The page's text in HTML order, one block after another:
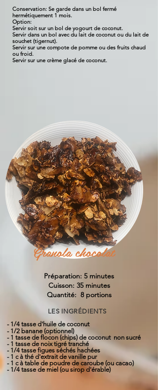
Conservation: Se garde dans un bol fermé
hermétiquement 1 mois.
Option:
Servir soit sur un bol de yogourt de coconut.
Servir dans un bol avec du lait de coconut ou du lait de
souchet (tigernut).
Servir sur une compote de pomme ou des fruits chaud
ou froid.
Servir sur une crème glacé de coconut.
Granola chocolat
- 1/4 tasse d'huile de coconut
- 1/2 banane (optionnel)
- 1 tasse de flocon (chips) de coconut non sucré
- 1 tasse de noix tigré tranché
- 1/4 tasse figues séchés hachées
- 1 c à thé d'extrait de vanille pur
- 1 c à table de poudre de caroube (ou cacao)
- 1/4 tasse de miel (ou sirop d'érable)
LES INGRÉDIENTS
Préparation: 5 minutes
Cuisson: 35 minutes
Quantité: 8 portions